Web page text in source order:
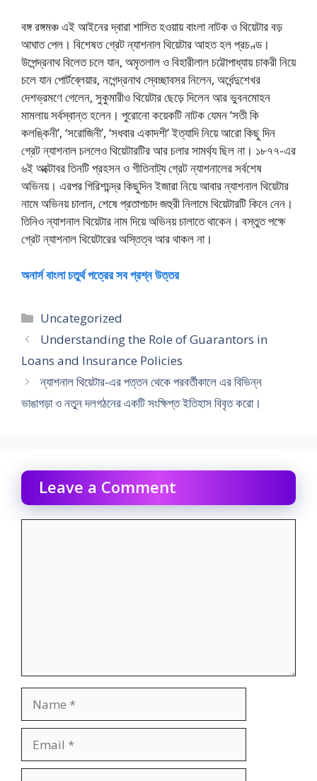
বঙ্গ রঙ্গমঞ্চ এই আইনের দ্বারা শাসিত হওয়ায় বাংলা নাটক ও থিয়েটার বড়
আঘাত পেল। বিশেষত গ্রেট ন্যাশনাল থিয়েটার আহত হল প্রচণ্ড।
উপেন্দ্রনাথ বিলেত চলে যান, অমৃতলাল ও বিহারীলাল চট্টোপাধ্যায় চাকরী নিয়ে
চলে যান পোর্টব্লেয়ার, নগেন্দ্রনাথ স্বেচ্ছাবসর নিলেন, অর্ধেন্দুশেখর
দেশভ্রমণে গেলেন, সুকুমারীও থিয়েটার ছেড়ে দিলেন আর ভুবনমোহন
মামলায় সর্বস্বান্ত হলেন। পুরোনো কয়েকটি নাটক যেমন ‘সতী কি
কলঙ্কিনী’, ‘সরোজিনী’, ‘সধবার একাদশী’ ইত্যাদি নিয়ে আরো কিছু দিন
গ্রেট ন্যাশনাল চললেও থিয়েটারটির আর চলার সামর্থ্য ছিল না। ১৮৭৭-এর
৬ই অক্টোবর তিনটি প্রহসন ও গীতিনাট্য গ্রেট ন্যাশনালের সর্বশেষ
অভিনয়। এরপর গিরিশচন্দ্র কিছুদিন ইজারা নিয়ে আবার ন্যাশনাল থিয়েটার
নামে অভিনয় চালান, শেষে প্রতাপচাদ জহুরী নিলামে থিয়েটারটি কিনে নেন।
তিনিও ন্যাশনাল থিয়েটার নাম দিয়ে অভিনয় চালাতে থাকেন। বস্তুত পক্ষে
গ্রেট ন্যাশনাল থিয়েটারের অস্তিত্ব আর থাকল না।
অনার্স বাংলা চতুর্থ পত্রের সব প্রশ্ন উত্তর
Categories
Uncategorized
Understanding the Role of Guarantors in
Loans and Insurance Policies
ন্যাশনাল থিয়েটার-এর পত্তন থেকে পরবর্তীকালে এর বিভিন্ন
ভাঙাগড়া ও নতুন দলগঠনের একটি সংক্ষিপ্ত ইতিহাস বিবৃত করো।
Leave a Comment